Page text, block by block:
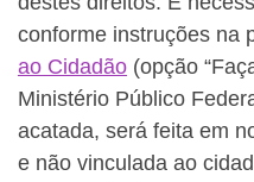
conforme instruções na
ao Cidadão (opção
Ministério Público
acatada, será feita em
e não vinculada ao